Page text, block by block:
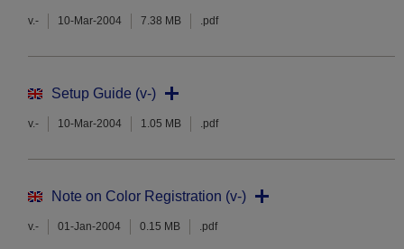
v.- 10-Mar-2004 7.38 MB .pdf
Setup Guide (v-)
v.- 10-Mar-2004 1.05 MB .pdf
Note on Color Registration (v-)
v.- 01-Jan-2004 0.15 MB .pdf